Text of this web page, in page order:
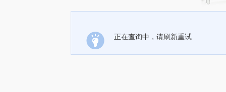
正在查询中，请刷新重试